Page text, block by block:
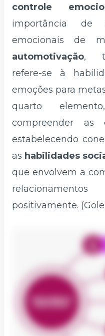
controle
importância de
emocionais de
automotivação,
refere-se à
emoções para
quarto
compreender as
estabelecendo
as habilidades
que envolvem a
positivamente.